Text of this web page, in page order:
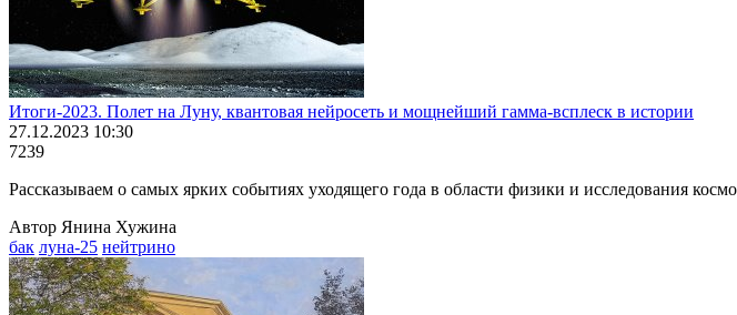
Итоги-2023. Полет на Луну, квантовая нейросеть и мощнейший гамма-всплеск в истории
27.12.2023 10:30
7239
Рассказываем о самых ярких событиях уходящего года в области физики и исследования
Автор Янина Хужина
бак луна-25 нейтрино